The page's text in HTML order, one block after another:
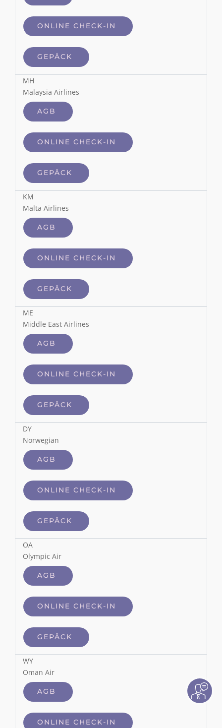
ONLINE CHECK-IN
GEPÄCK
MH
Malaysia Airlines
AGB
ONLINE CHECK-IN
GEPÄCK
KM
Malta Airlines
AGB
ONLINE CHECK-IN
GEPÄCK
ME
Middle East Airlines
AGB
ONLINE CHECK-IN
GEPÄCK
DY
Norwegian
AGB
ONLINE CHECK-IN
GEPÄCK
OA
Olympic Air
AGB
ONLINE CHECK-IN
GEPÄCK
WY
Oman Air
AGB
ONLINE CHECK-IN